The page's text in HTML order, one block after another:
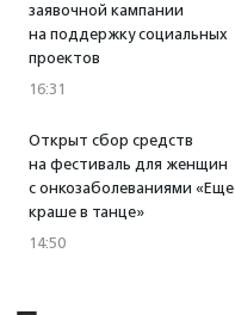
заявочной кампании
на поддержку социальных
проектов
16:31
Открыт сбор средств
на фестиваль для женщин
с онкозаболеваниями «Еще
краше в танце»
14:50